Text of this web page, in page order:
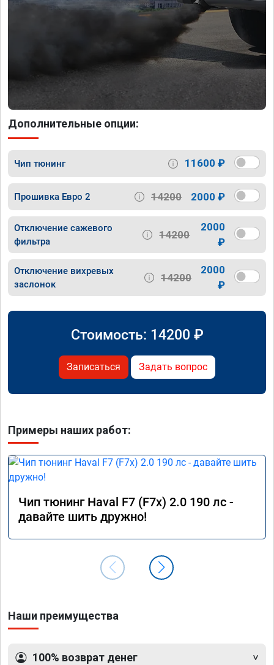
Дополнительные опции:
Чип тюнинг 11600 ₽
Прошивка Евро 2 14200 2000 ₽
Отключение сажевого
фильтра
14200
2000
₽
Отключение вихревых
заслонок
14200
2000
₽
Стоимость: 14200 ₽
Записаться Задать вопрос
Примеры наших работ:
Чип тюнинг Haval F7 (F7x) 2.0 190 лс -
давайте шить дружно!
Наши преимущества
100% возврат денег